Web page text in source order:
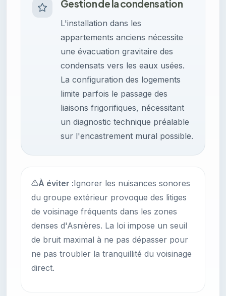
Gestion de la condensation
L'installation dans les
appartements anciens nécessite
une évacuation gravitaire des
condensats vers les eaux usées.
La configuration des logements
limite parfois le passage des
liaisons frigorifiques, nécessitant
un diagnostic technique préalable
sur l'encastrement mural possible.
À éviter :Ignorer les nuisances sonores
du groupe extérieur provoque des litiges
de voisinage fréquents dans les zones
denses d'Asnières. La loi impose un seuil
de bruit maximal à ne pas dépasser pour
ne pas troubler la tranquillité du voisinage
direct.